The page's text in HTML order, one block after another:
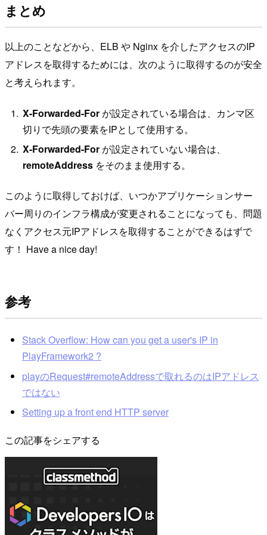
まとめ
以上のことなどから、ELB や Nginx を介したアクセスのIP
アドレスを取得するためには、次のように取得するのが安全
と考えられます。
X-Forwarded-For が設定されている場合は、カンマ区
切りで先頭の要素をIPとして使用する。
X-Forwarded-For が設定されていない場合は、
remoteAddress をそのまま使用する。
このように取得しておけば、いつかアプリケーションサー
バー周りのインフラ構成が変更されることになっても、問題
なくアクセス元IPアドレスを取得することができるはずで
す！ Have a nice day!
参考
Stack Overflow: How can you get a user's IP in
PlayFramework2 ?
playのRequest#remoteAddressで取れるのはIPアドレス
ではない
Setting up a front end HTTP server
この記事をシェアする